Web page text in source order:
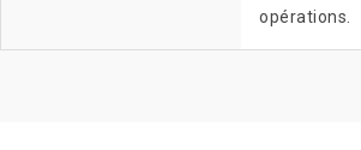
opérations.